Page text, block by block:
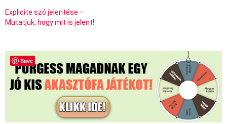
Explicite szó jelentése –
Mutatjuk, hogy mit is jelent!
Save